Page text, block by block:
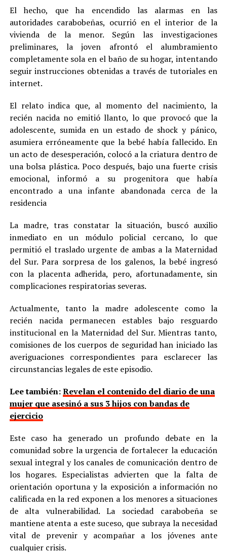
El hecho, que ha encendido las alarmas en las
autoridades carabobeñas, ocurrió en el interior de la
vivienda de la menor. Según las investigaciones
preliminares, la joven afrontó el alumbramiento
completamente sola en el baño de su hogar, intentando
seguir instrucciones obtenidas a través de tutoriales en
internet.
El relato indica que, al momento del nacimiento, la
recién nacida no emitió llanto, lo que provocó que la
adolescente, sumida en un estado de shock y pánico,
asumiera erróneamente que la bebé había fallecido. En
un acto de desesperación, colocó a la criatura dentro de
una bolsa plástica. Poco después, bajo una fuerte crisis
emocional, informó a su progenitora que había
encontrado a una infante abandonada cerca de la
residencia
La madre, tras constatar la situación, buscó auxilio
inmediato en un módulo policial cercano, lo que
permitió el traslado urgente de ambas a la Maternidad
del Sur. Para sorpresa de los galenos, la bebé ingresó
con la placenta adherida, pero, afortunadamente, sin
complicaciones respiratorias severas.
Actualmente, tanto la madre adolescente como la
recién nacida permanecen estables bajo resguardo
institucional en la Maternidad del Sur. Mientras tanto,
comisiones de los cuerpos de seguridad han iniciado las
averiguaciones correspondientes para esclarecer las
circunstancias legales de este episodio.
Lee también:Revelan el contenido del diario de una
mujer que asesinó a sus 3 hijos con bandas de
ejercicio
Este caso ha generado un profundo debate en la
comunidad sobre la urgencia de fortalecer la educación
sexual integral y los canales de comunicación dentro de
los hogares. Especialistas advierten que la falta de
orientación oportuna y la exposición a información no
calificada en la red exponen a los menores a situaciones
de alta vulnerabilidad. La sociedad carabobeña se
mantiene atenta a este suceso, que subraya la necesidad
vital de prevenir y acompañar a los jóvenes ante
cualquier crisis.